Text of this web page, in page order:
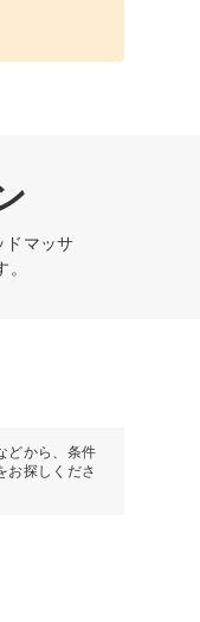
ドマッサ
どから、条件
お探しくださ